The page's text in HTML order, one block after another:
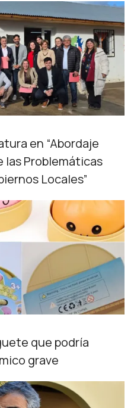
en “Abordaje
las Problemáticas
Locales”
que podría
grave